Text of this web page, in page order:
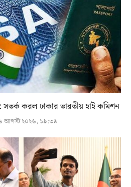
সতর্ক করল ঢাকার ভারতীয় হাই কমিশন
আগস্ট ২০২৬, ১৯:৩৯